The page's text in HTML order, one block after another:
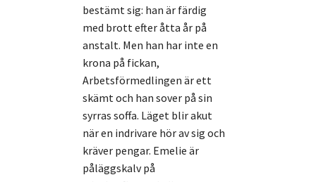
bestämt sig: han är färdig
med brott efter åtta år på
anstalt. Men han har inte en
krona på fickan,
Arbetsförmedlingen är ett
skämt och han sover på sin
syrras soffa. Läget blir akut
när en indrivare hör av sig och
kräver pengar. Emelie är
påläggskalv på